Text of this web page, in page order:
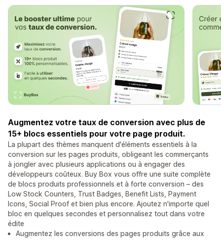
Augmentez votre taux de conversion avec plus de
15+ blocs essentiels pour votre page produit.
La plupart des thèmes manquent d'éléments essentiels à la
conversion sur les pages produits, obligeant les commerçants
à jongler avec plusieurs applications ou à engager des
développeurs coûteux. Buy Box vous offre une suite complète
de blocs produits professionnels et à forte conversion – des
Low Stock Counters, Trust Badges, Benefit Lists, Payment
Icons, Social Proof et bien plus encore. Ajoutez n'importe quel
bloc en quelques secondes et personnalisez tout dans votre
édite
Augmentez les conversions des pages produits grâce aux